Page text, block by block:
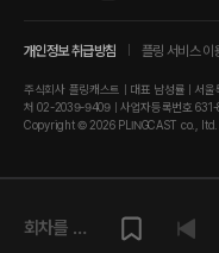
개인정보 취급방침 플링 서비스 이
주식회사 플링캐스트 | 대표 남성률 | 서
처 02-2039-9409 | 사업자등록번호 631-
Copyright © 2026 PLINGCAST co.,
회차를 재